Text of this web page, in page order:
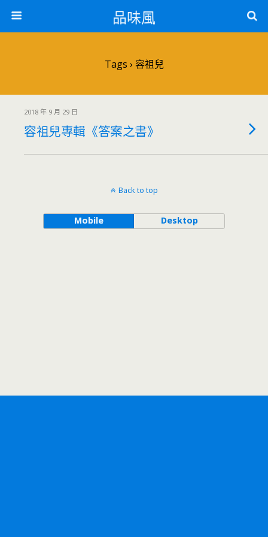
品味風
Tags › 容祖兒
2018 年 9 月 29 日
容祖兒專輯《答案之書》
Back to top
Mobile Desktop